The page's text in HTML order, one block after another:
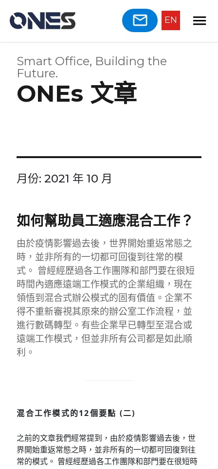
EN
Smart Office, Building the
Future.
ONEs 文章
月份:2021 年 10 月
如何幫助員工適應混合工作？
由於疫情影響過去後，世界開始重返常態之
時，並非所有的一切都可回復到往常的模
式。 曾經經歷過各工作團隊和部門要在很短
時間內適應遠端工作模式的企業組織，現在
領悟到混合式辦公模式的固有價值。企業不
得不重新審視其原來的辦公室工作流程，並
進行數碼轉型。有些企業早已轉型至混合或
遠端工作模式，但並非所有公司都是如此順
利。
混合工作模式的12個要點 (二)
之前的文章我們經常提到，由於疫情影響過去後，世
界開始重返常態之時，並非所有的一切都可回復到往
常的模式。 曾經經歷過各工作團隊和部門要在很短時